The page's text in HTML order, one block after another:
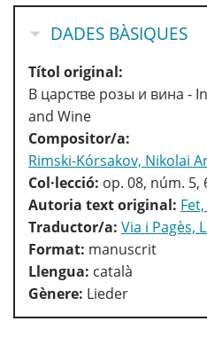
HIDE
DADES BÀSIQUES
Títol original:
В царстве розы и вина -
and Wine
Compositor/a:
Rimski-Kórsakov, Nikolai
Col·lecció: op. 08, núm. 5,
Autoria text original:
Traductor/a: Via i Pagès,
Format: manuscrit
Llengua: català
Gènere: Lieder